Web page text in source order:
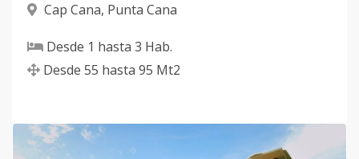
Cap Cana, Punta Cana
Desde 1 hasta 3 Hab.
Desde 55 hasta 95 Mt2